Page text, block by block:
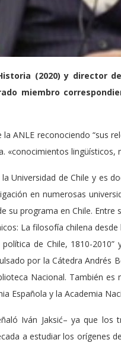
(2020) y director
miembro
ANLE reconociendo “sus
«conocimientos
Universidad de Chile y es
en numerosas
su programa en Chile. Entre
La filosofía chilena
de Chile, 1810-
por la Cátedra Andrés
Nacional. También
Española y la Academia
Iván Jaksić– ya que
a estudiar los orígenes